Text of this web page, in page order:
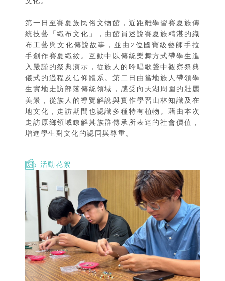
第一日至賽夏族民俗文物館，近距離學習賽夏族傳
統技藝「織布文化」，由館員述說賽夏族精湛的織
布工藝與文化傳說故事，並由2位國寶級藝師手拉
手創作賽夏織紋。互動中以傳統樂舞方式帶學生進
入嚴謹的祭典演示，從族人的吟唱歌聲中觀察祭典
儀式的過程及信仰體系。第二日由當地族人帶領學
生實地走訪部落傳統領域，感受向天湖周圍的壯麗
美景，從族人的導覽解說與實作學習山林知識及在
地文化，走訪期間也認識多種特有植物。藉由本次
走訪原鄉領域瞭解其族群傳承所表達的社會價值，
增進學生對文化的認同與尊重。
活動花絮